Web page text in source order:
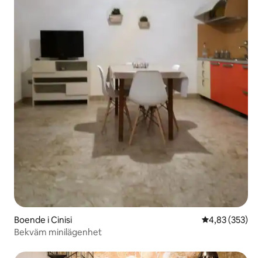
Boende i Cinisi 4,83 av 5 i
4,83 (353)
Bekväm minilägenhet